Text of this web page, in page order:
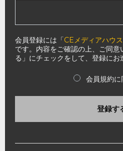
会員登録には「CEメディアハウ
です。内容をご確認の上、ご同
る」にチェックをして、登録にお
会員規約に
登録す